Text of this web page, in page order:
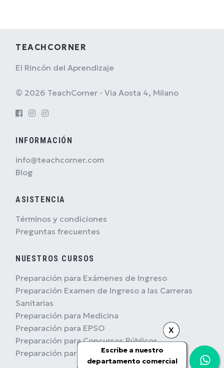
X
Escribe a nuestro
departamento comercial
TEACHCORNER
El Rincón del Aprendizaje
© 2026 TeachCorner - Via Aosta 4, Milano
INFORMACIÓN
info@teachcorner.com
Blog
ASISTENCIA
Términos y condiciones
Preguntas frecuentes
NUESTROS CURSOS
Preparación para Exámenes de Ingreso
Preparación Examen de Ingreso a las Carreras
Sanitarias
Preparación para Medicina
Preparación para EPSO
Preparación para Concursos Públicos
Preparación para Concursos Militares